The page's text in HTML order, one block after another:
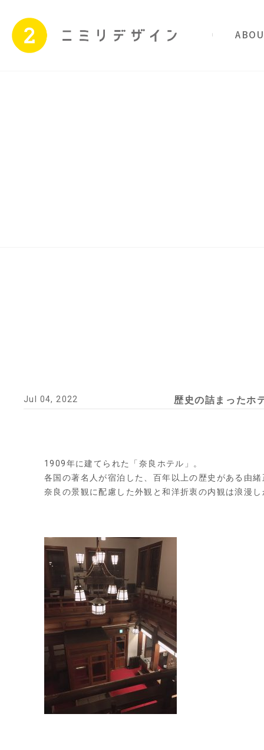
私たちのこと サービス
Jul 04, 2022 歴史の詰まったホ
1909年に建てられた「奈良ホテル」。
各国の著名人が宿泊した、百年以上の歴史がある由
奈良の景観に配慮した外観と和洋折衷の内観は浪漫